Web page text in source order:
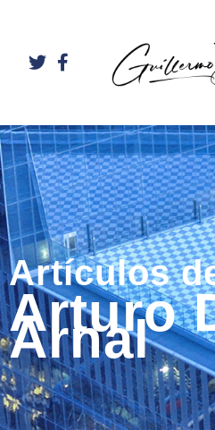
Artículos
Arturo
Arnal